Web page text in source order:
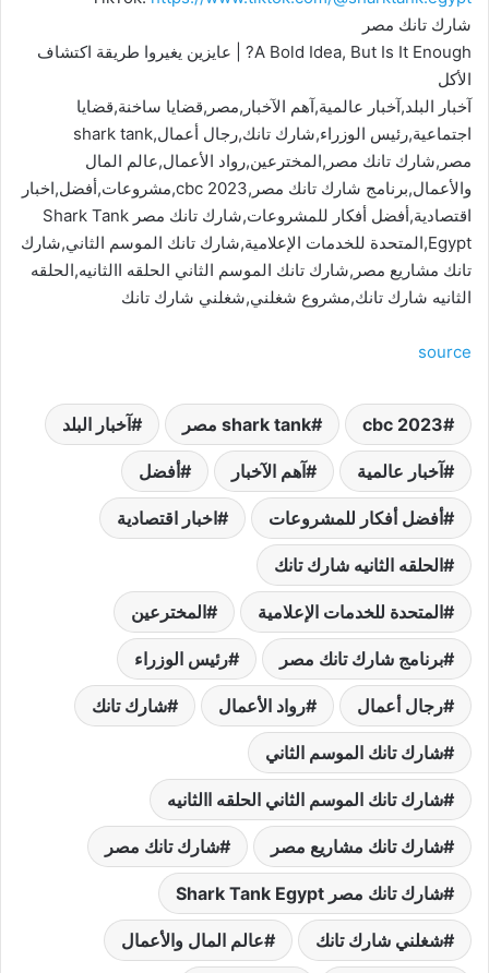
شارك تانك مصر
A Bold Idea, But Is It Enough? | عايزين يغيروا طريقة اكتشاف
الأكل
آخبار البلد,آخبار عالمية,آهم الآخبار,مصر,قضايا ساخنة,قضايا
اجتماعية,رئيس الوزراء,شارك تانك,رجال أعمال,shark tank
مصر,شارك تانك مصر,المخترعين,رواد الأعمال,عالم المال
والأعمال,برنامج شارك تانك مصر,cbc 2023,مشروعات,أفضل,اخبار
اقتصادية,أفضل أفكار للمشروعات,شارك تانك مصر Shark Tank
Egypt,المتحدة للخدمات الإعلامية,شارك تانك الموسم الثاني,شارك
تانك مشاريع مصر,شارك تانك الموسم الثاني الحلقه االثانيه,الحلقه
الثانيه شارك تانك,مشروع شغلني,شغلني شارك تانك
source
cbc 2023 shark tank مصر آخبار البلد
آخبار عالمية آهم الآخبار أفضل
أفضل أفكار للمشروعات اخبار اقتصادية
الحلقه الثانيه شارك تانك
المتحدة للخدمات الإعلامية المخترعين
برنامج شارك تانك مصر رئيس الوزراء
رجال أعمال رواد الأعمال شارك تانك
شارك تانك الموسم الثاني
شارك تانك الموسم الثاني الحلقه االثانيه
شارك تانك مشاريع مصر شارك تانك مصر
شارك تانك مصر Shark Tank Egypt
شغلني شارك تانك عالم المال والأعمال